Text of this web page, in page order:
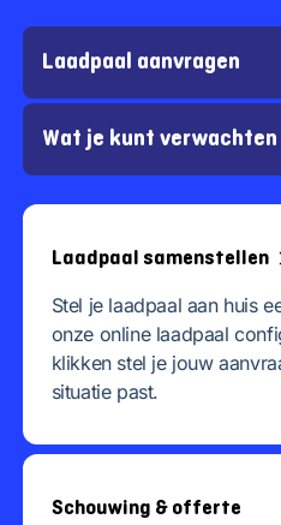
Laadpaal aanvragen
Wat je kunt verwachten
Laadpaal samenstellen
Stel je laadpaal aan huis
onze online laadpaal
klikken stel je jouw
situatie past.
Schouwing & offerte